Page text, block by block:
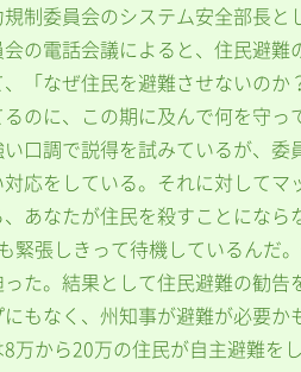
規制委員会のシステム安全部長
の電話会議によると、住民避
、「なぜ住民を避難させないの
るのに、この期に及んで何を守
い口調で説得を試みているが、
応をしている。それに対して
、あなたが住民を殺すことにな
緊張しきって待機しているんだ
った。結果として住民避難の勧
もなく、州知事が避難が必要
万から20万の住民が自主避難をし